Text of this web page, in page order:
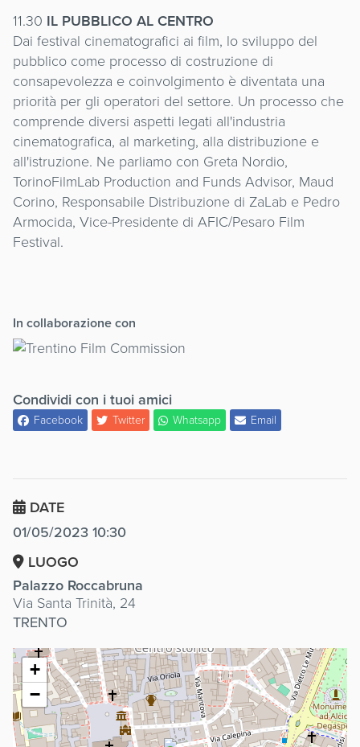
11.30 IL PUBBLICO AL CENTRO
Dai festival cinematografici ai film, lo sviluppo del
pubblico come processo di costruzione di
consapevolezza e coinvolgimento è diventata una
priorità per gli operatori del settore. Un processo che
comprende diversi aspetti legati all'industria
cinematografica, al marketing, alla distribuzione e
all'istruzione. Ne parliamo con Greta Nordio,
TorinoFilmLab Production and Funds Advisor, Maud
Corino, Responsabile Distribuzione di ZaLab e Pedro
Armocida, Vice-Presidente di AFIC/Pesaro Film
Festival.
In collaborazione con
Condividi con i tuoi amici
Facebook Twitter Whatsapp Email
DATE
01/05/2023 10:30
LUOGO
Palazzo Roccabruna
Via Santa Trinità, 24
TRENTO
+
−